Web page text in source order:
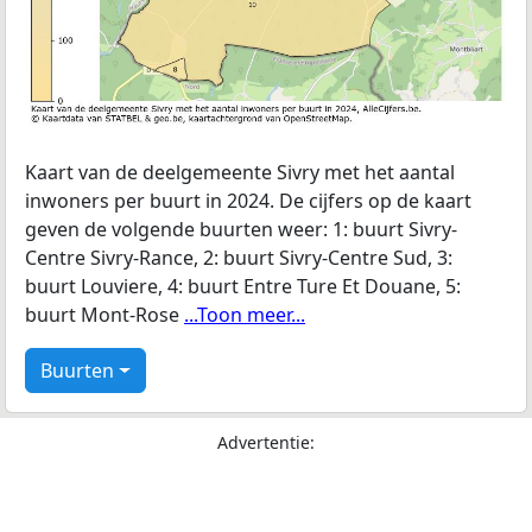
Kaart van de deelgemeente Sivry met het aantal
inwoners per buurt in 2024. De cijfers op de kaart
geven de volgende buurten weer: 1: buurt Sivry-
Centre Sivry-Rance, 2: buurt Sivry-Centre Sud, 3:
buurt Louviere, 4: buurt Entre Ture Et Douane, 5:
buurt Mont-Rose ...Toon meer...
Buurten
Advertentie: